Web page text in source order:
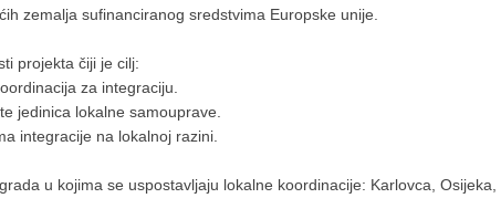
zemalja sufinanciranog sredstvima Europske unije.
projekta čiji je cilj:
za integraciju.
jedinica lokalne samouprave.
integracije na lokalnoj razini.
u kojima se uspostavljaju lokalne koordinacije: Karlovca,